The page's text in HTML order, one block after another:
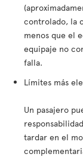
controlado, la
menos que el
equipaje no
falla.
Límites más
Un pasajero
tardar en el